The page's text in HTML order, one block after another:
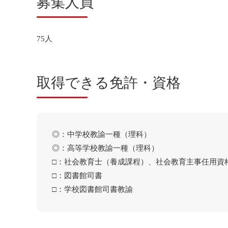
75人
取得できる免許・資格
◎：中学校教諭一種（理科）
◎：高等学校教諭一種（理科）
□：社会教育士（養成課程）、社会教育主事任用資
□：図書館司書
□：学校図書館司書教諭